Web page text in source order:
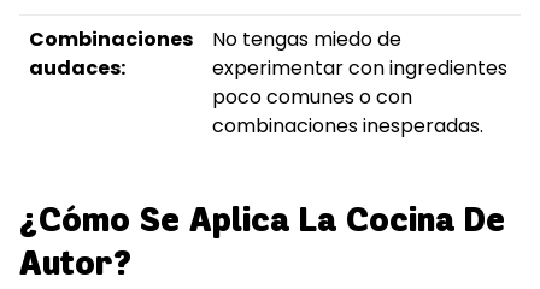
Combinaciones
audaces:
No tengas miedo de
experimentar con ingredientes
poco comunes o con
combinaciones inesperadas.
¿Cómo Se Aplica La Cocina De
Autor?